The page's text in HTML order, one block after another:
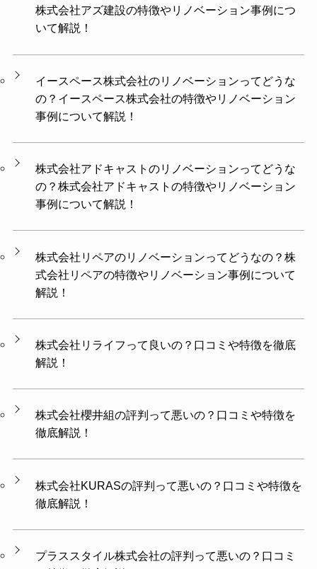
株式会社アズ建設の特徴やリノベーション事例につ
いて解説！
イースペース株式会社のリノベーションってどうな
の？イースペース株式会社の特徴やリノベーション
事例について解説！
株式会社アドキャストのリノベーションってどうな
の？株式会社アドキャストの特徴やリノベーション
事例について解説！
株式会社リペアのリノベーションってどうなの？株
式会社リペアの特徴やリノベーション事例について
解説！
株式会社リライフって良いの？口コミや特徴を徹底
解説！
株式会社櫻井組の評判って悪いの？口コミや特徴を
徹底解説！
株式会社KURASの評判って悪いの？口コミや特徴を
徹底解説！
プラススタイル株式会社の評判って悪いの？口コミ